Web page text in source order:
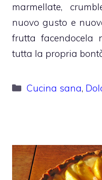
marmellate,
nuovo gusto e
frutta facendocela
tutta la propria
Categorie
Cucina sana,